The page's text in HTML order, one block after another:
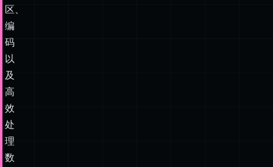
区、
编
码
以
及
高
效
处
理
数